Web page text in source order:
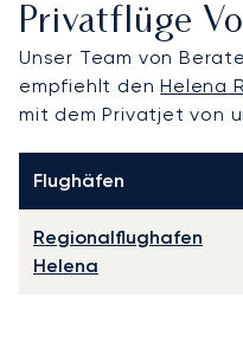
Privatflüge
Unser Team von
empfiehlt denHelena
mit dem Privatjet von
Flughäfen
Regionalflughafen
Helena